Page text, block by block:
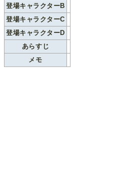
登場キャラクターB
登場キャラクターC
登場キャラクターD
あらすじ
メモ